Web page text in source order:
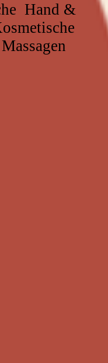
Hand &